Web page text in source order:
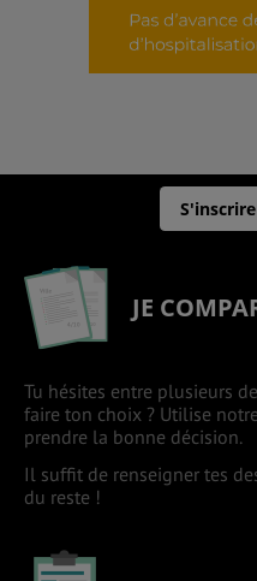
JE
Tu hésites entre plusieurs
faire ton choix ? Utilise
prendre la bonne décision.
Il suffit de renseigner tes
du reste !